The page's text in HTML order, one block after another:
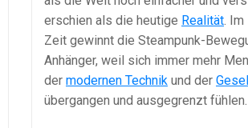
erschien als die heutige Realität. Im
Zeit gewinnt die Steampunk-
Anhänger, weil sich immer mehr
der modernen Technik und der
übergangen und ausgegrenzt fühlen.